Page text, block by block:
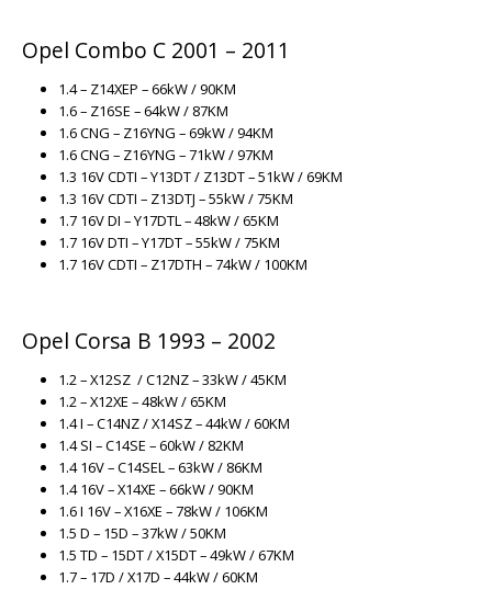
Opel Combo C 2001 – 2011
1.4 – Z14XEP – 66kW / 90KM
1.6 – Z16SE – 64kW / 87KM
1.6 CNG – Z16YNG – 69kW / 94KM
1.6 CNG – Z16YNG – 71kW / 97KM
1.3 16V CDTI – Y13DT / Z13DT – 51kW / 69KM
1.3 16V CDTI – Z13DTJ – 55kW / 75KM
1.7 16V DI – Y17DTL – 48kW / 65KM
1.7 16V DTI – Y17DT – 55kW / 75KM
1.7 16V CDTI – Z17DTH – 74kW / 100KM
Opel Corsa B 1993 – 2002
1.2 – X12SZ / C12NZ – 33kW / 45KM
1.2 – X12XE – 48kW / 65KM
1.4 I – C14NZ / X14SZ – 44kW / 60KM
1.4 SI – C14SE – 60kW / 82KM
1.4 16V – C14SEL – 63kW / 86KM
1.4 16V – X14XE – 66kW / 90KM
1.6 I 16V – X16XE – 78kW / 106KM
1.5 D – 15D – 37kW / 50KM
1.5 TD – 15DT / X15DT – 49kW / 67KM
1.7 – 17D / X17D – 44kW / 60KM